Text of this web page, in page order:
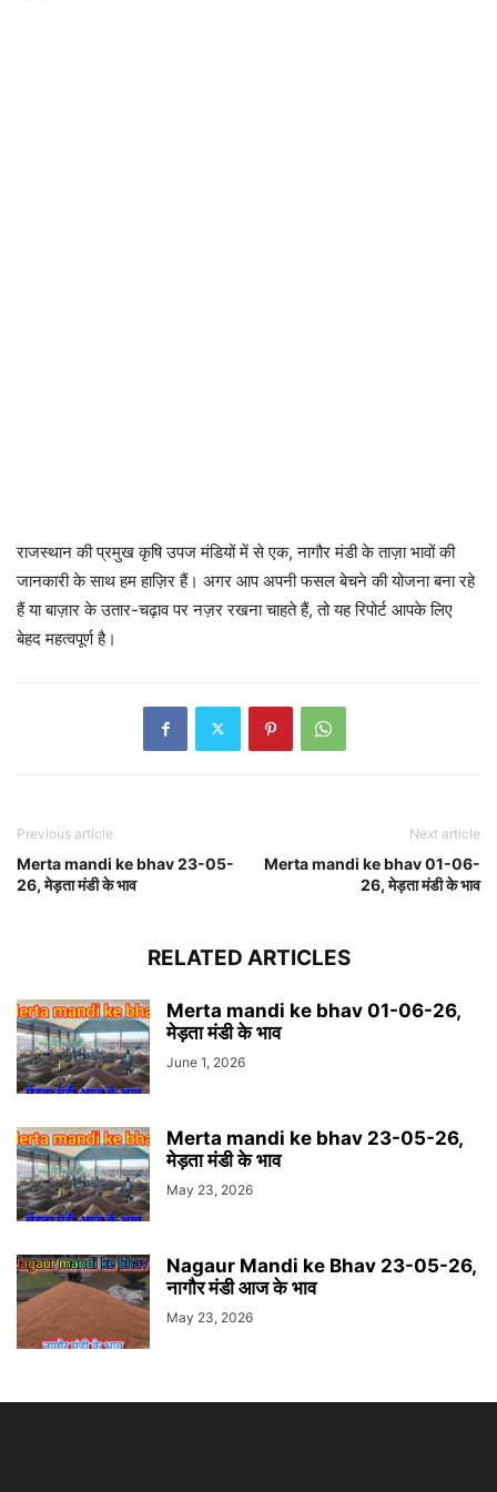
राजस्थान की प्रमुख कृषि उपज मंडियों में से एक, नागौर मंडी के ताज़ा भावों की
जानकारी के साथ हम हाज़िर हैं। अगर आप अपनी फसल बेचने की योजना बना रहे
हैं या बाज़ार के उतार-चढ़ाव पर नज़र रखना चाहते हैं, तो यह रिपोर्ट आपके लिए
बेहद महत्वपूर्ण है।
Previous article
Merta mandi ke bhav 23-05-
26, मेड़ता मंडी के भाव
Next article
Merta mandi ke bhav 01-06-
26, मेड़ता मंडी के भाव
RELATED ARTICLES
Merta mandi ke bhav 01-06-26,
मेड़ता मंडी के भाव
June 1, 2026
Merta mandi ke bhav 23-05-26,
मेड़ता मंडी के भाव
May 23, 2026
Nagaur Mandi ke Bhav 23-05-26,
नागौर मंडी आज के भाव
May 23, 2026